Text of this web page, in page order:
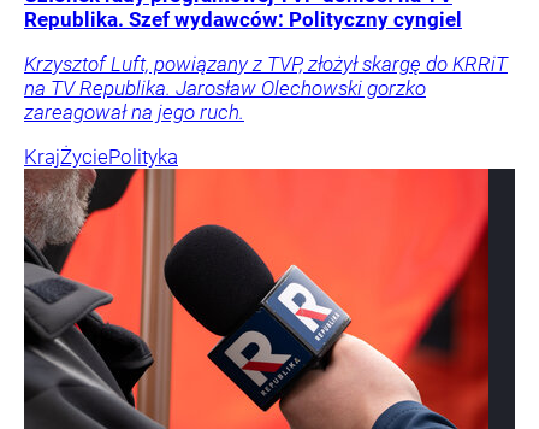
Republika. Szef wydawców: Polityczny cyngiel
Krzysztof Luft, powiązany z TVP, złożył skargę do KRRiT
na TV Republika. Jarosław Olechowski gorzko
zareagował na jego ruch.
KrajŻyciePolityka